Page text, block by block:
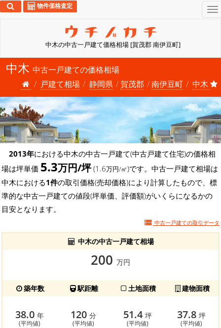
中木の中古一戸建て価格相場 [賀茂郡 南伊豆町]
物件価格査定
中木 中古一戸建ての価格相場
戸建て相場
静岡県 賀茂郡 南伊豆町 中木
2013年における中木の中古一戸建て(中古戸建て住宅)の価格相
場は坪単価 5.3万円/坪(1.6万円/㎡)です。中古一戸建て相場は
中木における1件の取引価格(売却価格)により計算したもので、標
準的な中古一戸建ての値段(坪単価、評価額)がいくらになるかの
目安となります。
中古一戸建ての取引データ
中木の中古一戸建て相場
200 万円
築年数 駅距離 土地面積 建物面積
38.0 年
(平均値)
120分
(平均値)
51.4 坪
(平均値)
37.8坪
(平均値)